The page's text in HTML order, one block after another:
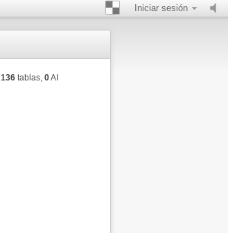
Iniciar sesión
136tablas, 0AI